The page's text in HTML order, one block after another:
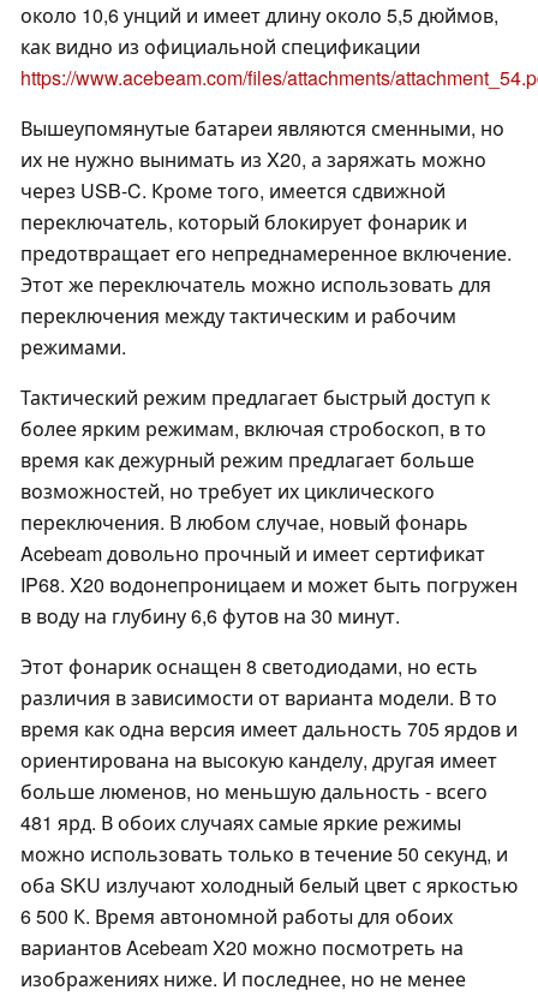
около 10,6 унций и имеет длину около 5,5 дюймов,
как видно из официальной спецификации
https://www.acebeam.com/files/attachments/
Вышеупомянутые батареи являются сменными, но
их не нужно вынимать из X20, а заряжать можно
через USB-C. Кроме того, имеется сдвижной
переключатель, который блокирует фонарик и
предотвращает его непреднамеренное включение.
Этот же переключатель можно использовать для
переключения между тактическим и рабочим
режимами.
Тактический режим предлагает быстрый доступ к
более ярким режимам, включая стробоскоп, в то
время как дежурный режим предлагает больше
возможностей, но требует их циклического
переключения. В любом случае, новый фонарь
Acebeam довольно прочный и имеет сертификат
IP68. X20 водонепроницаем и может быть погружен
в воду на глубину 6,6 футов на 30 минут.
Этот фонарик оснащен 8 светодиодами, но есть
различия в зависимости от варианта модели. В то
время как одна версия имеет дальность 705 ярдов и
ориентирована на высокую канделу, другая имеет
больше люменов, но меньшую дальность - всего
481 ярд. В обоих случаях самые яркие режимы
можно использовать только в течение 50 секунд, и
оба SKU излучают холодный белый цвет с яркостью
6 500 К. Время автономной работы для обоих
вариантов Acebeam X20 можно посмотреть на
изображениях ниже. И последнее, но не менее